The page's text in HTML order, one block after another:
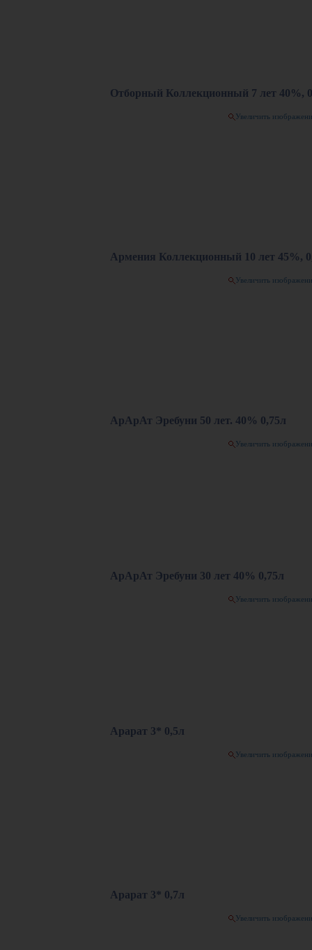
Отборный Коллекционный 7 лет 40%,
Увеличить
Армения Коллекционный 10 лет 45%,
Увеличить
АрАрАт Эребуни 50 лет. 40% 0,75л
Увеличить
АрАрАт Эребуни 30 лет 40% 0,75л
Увеличить
Арарат 3* 0,5л
Увеличить
Арарат 3* 0,7л
Увеличить